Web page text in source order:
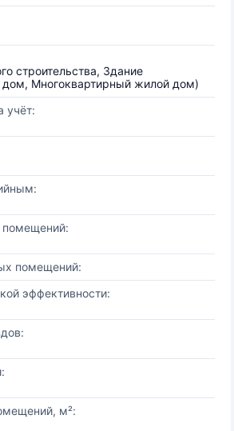
строительства, Здание
дом, Многоквартирный жилой дом)
учёт:
помещений:
помещений:
эффективности:
м²: